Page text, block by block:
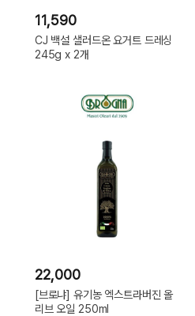
11,590
CJ 백설 샐러드온 요거트 드레싱
245g x 2개
22,000
[브로냐] 유기농 엑스트라버진 올
리브 오일 250ml